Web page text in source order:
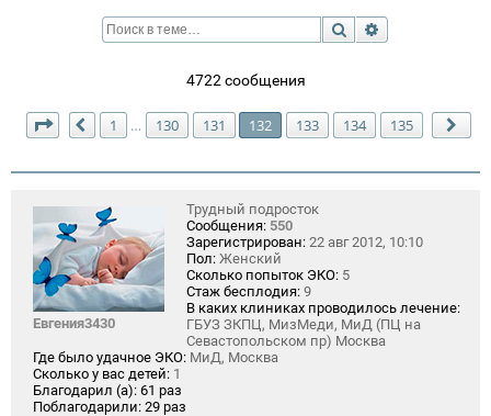
Поиск
4722 сообщения
Страница 132 из135
Пред.
1 … 130 131 132 133 134 135
Евгения3430
Трудный подросток
Сообщения: 550
Зарегистрирован: 22 авг 2012, 10:10
Пол: Женский
Сколько попыток ЭКО: 5
Стаж бесплодия: 9
В каких клиниках проводилось лечение:
ГБУЗ ЗКПЦ, МизМеди, МиД (ПЦ на
Севастопольском пр) Москва
Где было удачное ЭКО: МиД, Москва
Сколько у вас детей: 1
Благодарил (а): 61 раз
Поблагодарили: 29 раз